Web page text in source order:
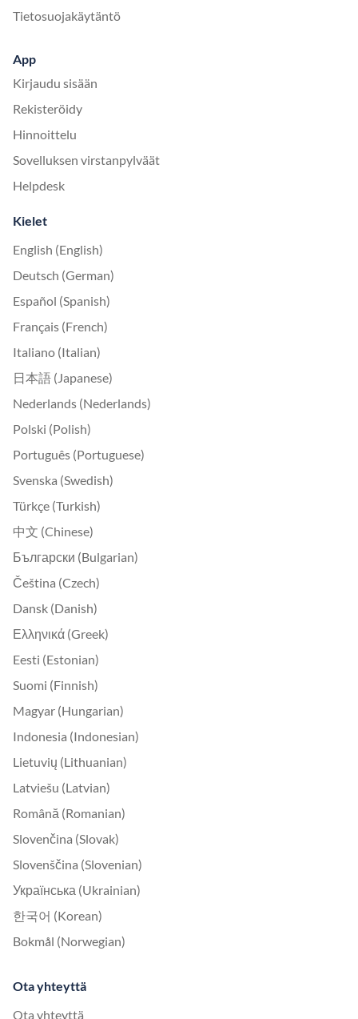
Tietosuojakäytäntö
App
Kirjaudu sisään
Rekisteröidy
Hinnoittelu
Sovelluksen virstanpylväät
Helpdesk
Kielet
English (English)
Deutsch (German)
Español (Spanish)
Français (French)
Italiano (Italian)
日本語 (Japanese)
Nederlands (Nederlands)
Polski (Polish)
Português (Portuguese)
Svenska (Swedish)
Türkçe (Turkish)
中文 (Chinese)
Български (Bulgarian)
Čeština (Czech)
Dansk (Danish)
Ελληνικά (Greek)
Eesti (Estonian)
Suomi (Finnish)
Magyar (Hungarian)
Indonesia (Indonesian)
Lietuvių (Lithuanian)
Latviešu (Latvian)
Română (Romanian)
Slovenčina (Slovak)
Slovenščina (Slovenian)
Українська (Ukrainian)
한국어 (Korean)
Bokmål (Norwegian)
Ota yhteyttä
Ota yhteyttä